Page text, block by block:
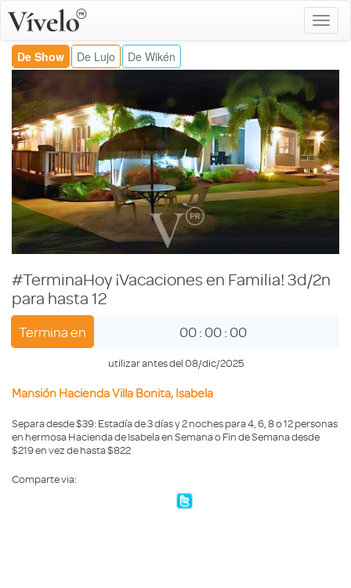
De Show De Lujo De Wikén
#TerminaHoy ¡Vacaciones en Familia! 3d/2n
para hasta 12
Termina en 00: 00: 00
utilizar antes del 08/dic/2025
Mansión Hacienda Villa Bonita, Isabela
Separa desde $39: Estadía de 3 días y 2 noches para 4, 6, 8 o 12 personas
en hermosa Hacienda de Isabela en Semana o Fin de Semana desde
$219 en vez de hasta $822
Comparte via: